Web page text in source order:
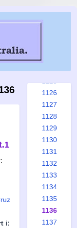
i:
1119
1120
1126
1127
1128
1129
1130
1131
1132
1133
1134
1135
1136
1137